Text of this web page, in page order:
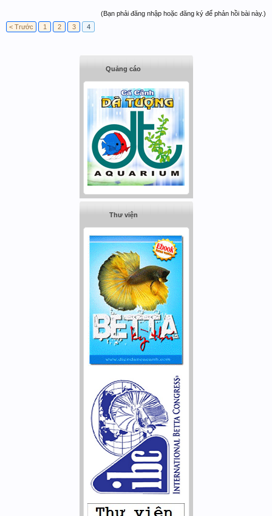
(Bạn phải đăng nhập hoặc đăng ký để phản hồi bài này.)
< Trước
1 2 3 4
Quảng cáo
Thư viện